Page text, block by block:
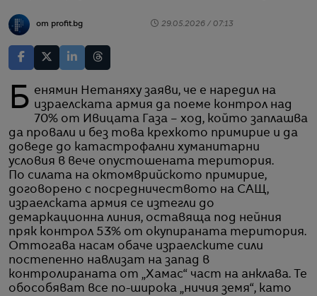
от profit.bg 29.05.2026 / 07:13
Бенямин Нетаняху заяви, че е наредил на израелската армия да поеме контрол над
70% от Ивицата Газа – ход, който заплашва
да провали и без това крехкото примирие и да
доведе до катастрофални хуманитарни
условия в вече опустошената територия.
По силата на октомврийското примирие,
договорено с посредничеството на САЩ,
израелската армия се изтегли до
демаркационна линия, оставяща под нейния
пряк контрол 53% от окупираната територия.
Оттогава насам обаче израелските сили
постепенно навлизат на запад в
контролираната от „Хамас“ част на анклава. Те
обособяват все по-широка „ничия земя“, като